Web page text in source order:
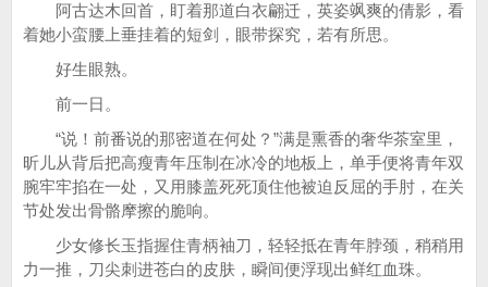
阿古达木回首，盯着那道白衣翩迁，英姿飒爽的倩影，看
着她小蛮腰上垂挂着的短剑，眼带探究，若有所思。
好生眼熟。
前一日。
“说！前番说的那密道在何处？”满是熏香的奢华茶室里，
昕儿从背后把高瘦青年压制在冰冷的地板上，单手便将青年双
腕牢牢掐在一处，又用膝盖死死顶住他被迫反屈的手肘，在关
节处发出骨骼摩擦的脆响。
少女修长玉指握住青柄袖刀，轻轻抵在青年脖颈，稍稍用
力一推，刀尖刺进苍白的皮肤，瞬间便浮现出鲜红血珠。